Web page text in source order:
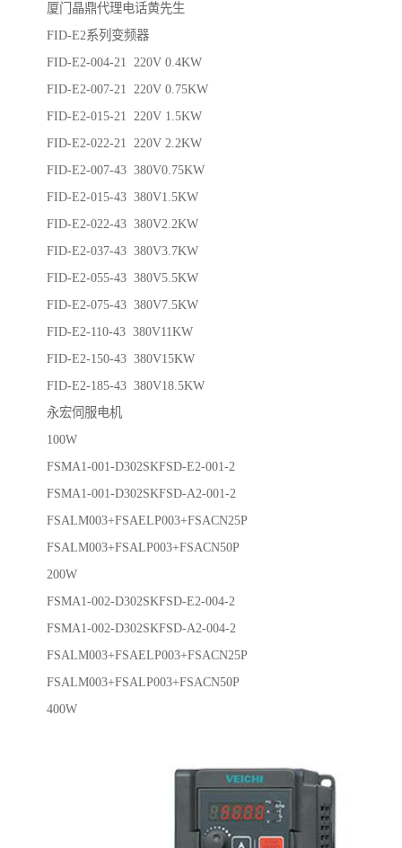
厦门晶鼎代理电话黄先生
FID-E2系列变频器
FID-E2-004-21 220V 0.4KW
FID-E2-007-21 220V 0.75KW
FID-E2-015-21 220V 1.5KW
FID-E2-022-21 220V 2.2KW
FID-E2-007-43 380V0.75KW
FID-E2-015-43 380V1.5KW
FID-E2-022-43 380V2.2KW
FID-E2-037-43 380V3.7KW
FID-E2-055-43 380V5.5KW
FID-E2-075-43 380V7.5KW
FID-E2-110-43 380V11KW
FID-E2-150-43 380V15KW
FID-E2-185-43 380V18.5KW
永宏伺服电机
100W
FSMA1-001-D302SKFSD-E2-001-2
FSMA1-001-D302SKFSD-A2-001-2
FSALM003+FSAELP003+FSACN25P
FSALM003+FSALP003+FSACN50P
200W
FSMA1-002-D302SKFSD-E2-004-2
FSMA1-002-D302SKFSD-A2-004-2
FSALM003+FSAELP003+FSACN25P
FSALM003+FSALP003+FSACN50P
400W